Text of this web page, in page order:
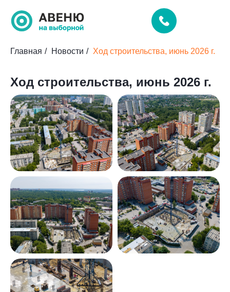
Главная / Новости / Ход строительства, июнь 2026 г.
Ход строительства, июнь 2026 г.